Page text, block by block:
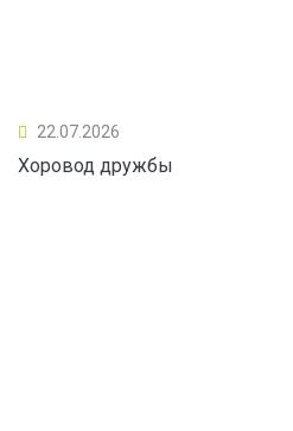
22.07.2026
Хоровод дружбы